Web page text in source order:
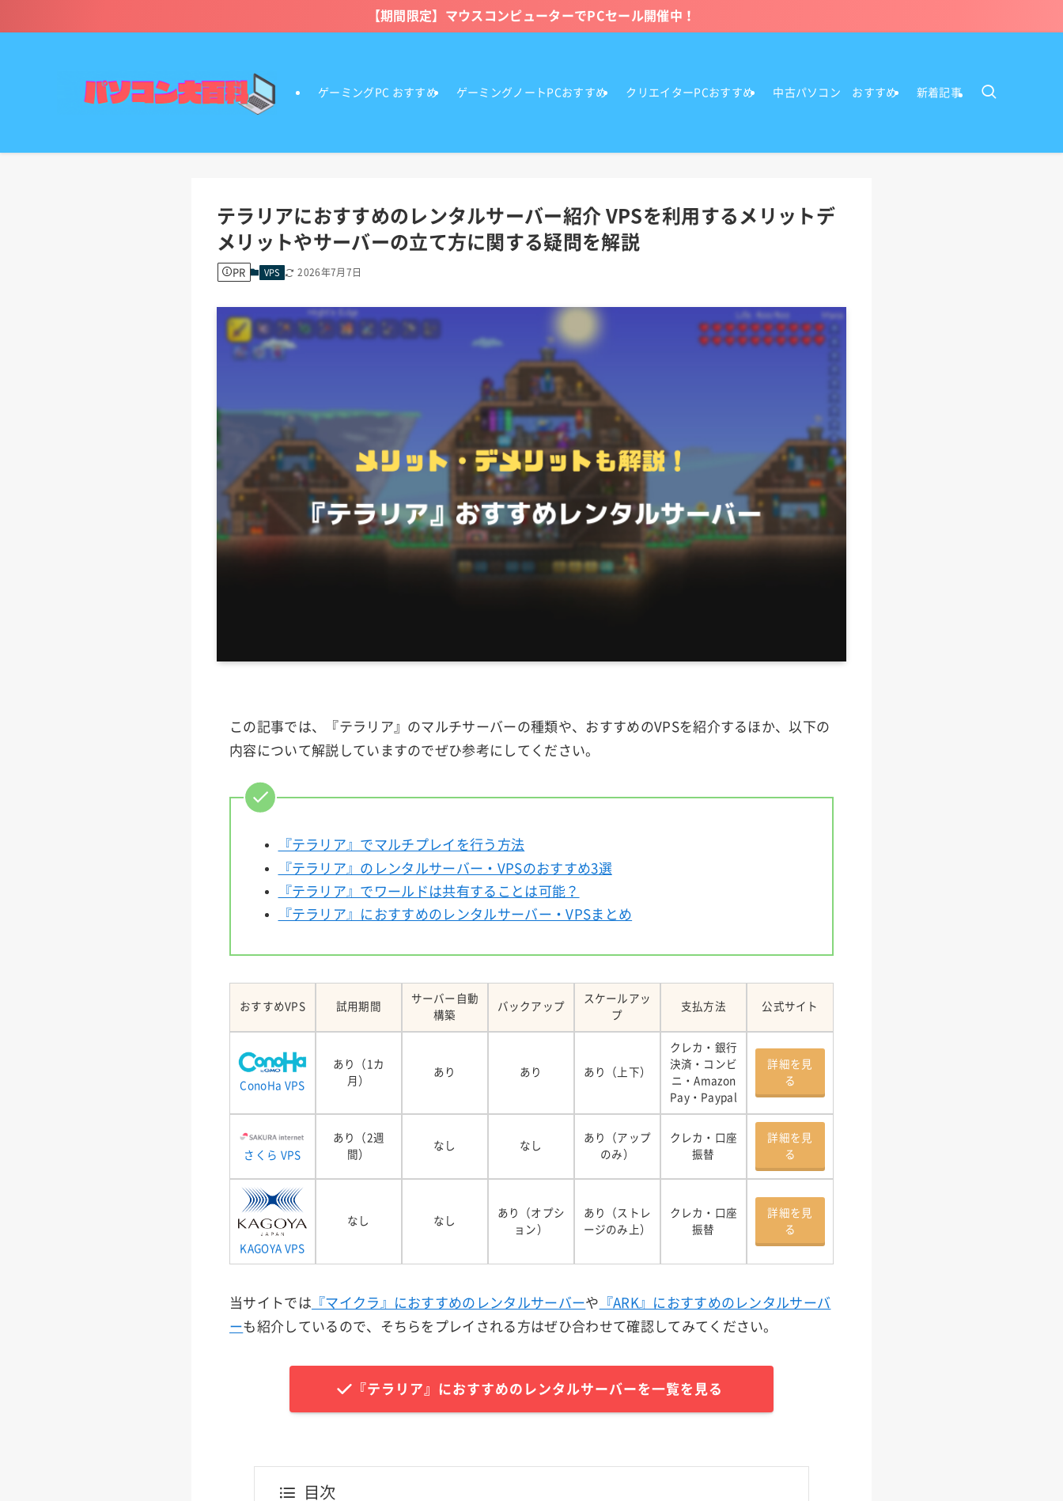
【期間限定】マウスコンピューターでPCセール開催中！
ゲーミングPC おすすめ ゲーミングノートPCおすすめ クリエイターPCおすすめ 中古パソコン おすすめ 新着記事
テラリアにおすすめのレンタルサーバー紹介 VPSを利用するメリットデ
メリットやサーバーの立て方に関する疑問を解説
PR VPS 2026年7月7日
この記事では、『テラリア』のマルチサーバーの種類や、おすすめのVPSを紹介するほか、以下の
内容について解説していますのでぜひ参考にしてください。
『テラリア』でマルチプレイを行う方法
『テラリア』のレンタルサーバー・VPSのおすすめ3選
『テラリア』でワールドは共有することは可能？
『テラリア』におすすめのレンタルサーバー・VPSまとめ
おすすめVPS 試用期間
サーバー自動
構築
バックアップ
スケールアッ
プ
支払方法 公式サイト
ConoHa VPS
あり（1カ
月）
あり あり あり（上下）
クレカ・銀行
決済・コンビ
ニ・Amazon
Pay・Paypal
詳細を見
る
さくら VPS
あり（2週
間）
なし なし
あり（アップ
のみ）
クレカ・口座
振替
詳細を見
る
KAGOYA VPS
なし なし
あり（オプシ
ョン）
あり（ストレ
ージのみ上）
クレカ・口座
振替
詳細を見
る
当サイトでは 『マイクラ』におすすめのレンタルサーバーや 『ARK』におすすめのレンタルサーバ
ーも紹介しているので、そちらをプレイされる方はぜひ合わせて確認してみてください。
『テラリア』におすすめのレンタルサーバーを一覧を見る
目次